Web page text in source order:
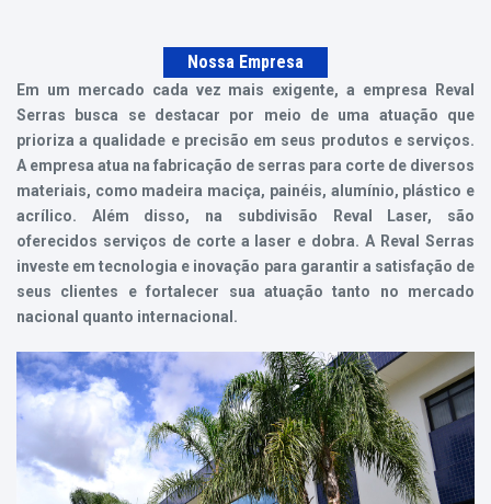
Nossa Empresa
Em um mercado cada vez mais exigente, a empresa Reval
Serras busca se destacar por meio de uma atuação que
prioriza a qualidade e precisão em seus produtos e serviços.
A empresa atua na fabricação de serras para corte de diversos
materiais, como madeira maciça, painéis, alumínio, plástico e
acrílico. Além disso, na subdivisão Reval Laser, são
oferecidos serviços de corte a laser e dobra. A Reval Serras
investe em tecnologia e inovação para garantir a satisfação de
seus clientes e fortalecer sua atuação tanto no mercado
nacional quanto internacional.